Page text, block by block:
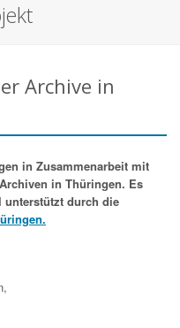
Archive in
in Zusammenarbeit mit
in Thüringen. Es
unterstützt durch die